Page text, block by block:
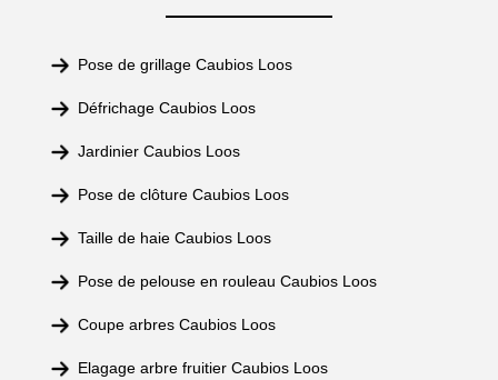
Pose de grillage Caubios Loos
Défrichage Caubios Loos
Jardinier Caubios Loos
Pose de clôture Caubios Loos
Taille de haie Caubios Loos
Pose de pelouse en rouleau Caubios Loos
Coupe arbres Caubios Loos
Elagage arbre fruitier Caubios Loos